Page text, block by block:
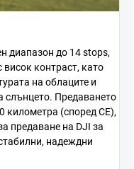
диапазон до 14 stops,
контраст, като
на облаците и
слънцето. Предаването
километра (според CE),
предаване на DJI за
надеждни